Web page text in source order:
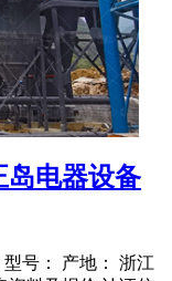
岛电器设备
号： 产地： 浙江